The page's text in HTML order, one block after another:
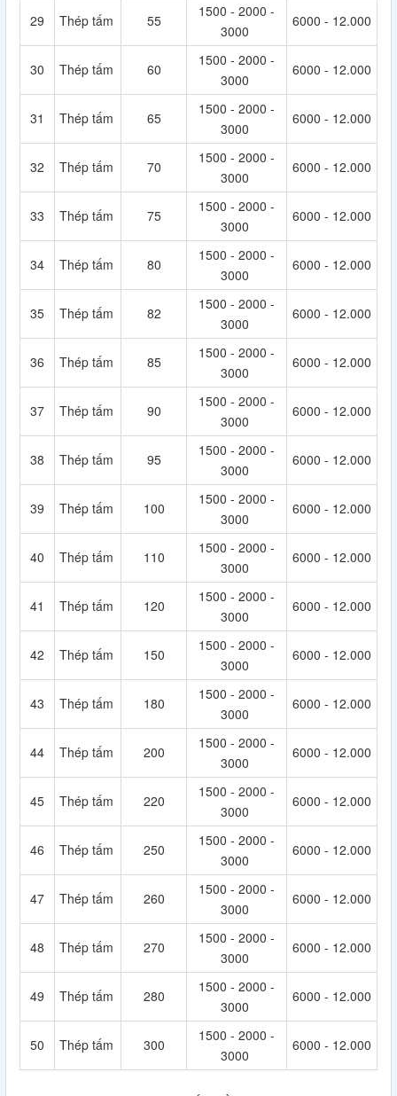
29 Thép tấm 55
1500 - 2000 -
3000
6000 - 12.000
30 Thép tấm 60
1500 - 2000 -
3000
6000 - 12.000
31 Thép tấm 65
1500 - 2000 -
3000
6000 - 12.000
32 Thép tấm 70
1500 - 2000 -
3000
6000 - 12.000
33 Thép tấm 75
1500 - 2000 -
3000
6000 - 12.000
34 Thép tấm 80
1500 - 2000 -
3000
6000 - 12.000
35 Thép tấm 82
1500 - 2000 -
3000
6000 - 12.000
36 Thép tấm 85
1500 - 2000 -
3000
6000 - 12.000
37 Thép tấm 90
1500 - 2000 -
3000
6000 - 12.000
38 Thép tấm 95
1500 - 2000 -
3000
6000 - 12.000
39 Thép tấm 100
1500 - 2000 -
3000
6000 - 12.000
40 Thép tấm 110
1500 - 2000 -
3000
6000 - 12.000
41 Thép tấm 120
1500 - 2000 -
3000
6000 - 12.000
42 Thép tấm 150
1500 - 2000 -
3000
6000 - 12.000
43 Thép tấm 180
1500 - 2000 -
3000
6000 - 12.000
44 Thép tấm 200
1500 - 2000 -
3000
6000 - 12.000
45 Thép tấm 220
1500 - 2000 -
3000
6000 - 12.000
46 Thép tấm 250
1500 - 2000 -
3000
6000 - 12.000
47 Thép tấm 260
1500 - 2000 -
3000
6000 - 12.000
48 Thép tấm 270
1500 - 2000 -
3000
6000 - 12.000
49 Thép tấm 280
1500 - 2000 -
3000
6000 - 12.000
50 Thép tấm 300
1500 - 2000 -
3000
6000 - 12.000